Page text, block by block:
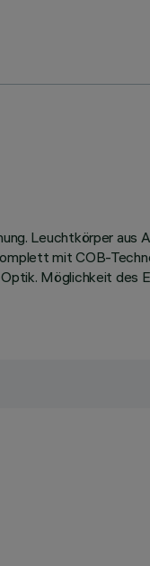
Leuchtkörper aus
mit COB-
Möglichkeit des